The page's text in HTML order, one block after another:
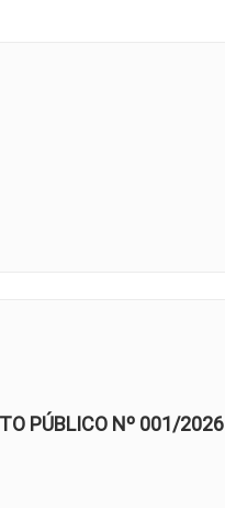
PÚBLICO Nº 001/2026